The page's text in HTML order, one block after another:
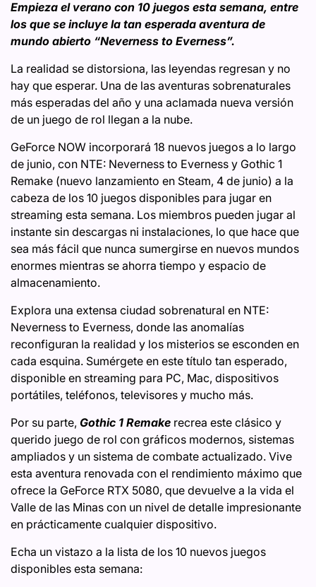
Empieza el verano con 10 juegos esta semana, entre
los que se incluye la tan esperada aventura de
mundo abierto “Neverness to Everness”.
La realidad se distorsiona, las leyendas regresan y no
hay que esperar. Una de las aventuras sobrenaturales
más esperadas del año y una aclamada nueva versión
de un juego de rol llegan a la nube.
GeForce NOW incorporará 18 nuevos juegos a lo largo
de junio, con NTE: Neverness to Everness y Gothic 1
Remake (nuevo lanzamiento en Steam, 4 de junio) a la
cabeza de los 10 juegos disponibles para jugar en
streaming esta semana. Los miembros pueden jugar al
instante sin descargas ni instalaciones, lo que hace que
sea más fácil que nunca sumergirse en nuevos mundos
enormes mientras se ahorra tiempo y espacio de
almacenamiento.
Explora una extensa ciudad sobrenatural en NTE:
Neverness to Everness, donde las anomalías
reconfiguran la realidad y los misterios se esconden en
cada esquina. Sumérgete en este título tan esperado,
disponible en streaming para PC, Mac, dispositivos
portátiles, teléfonos, televisores y mucho más.
Por su parte, Gothic 1 Remake recrea este clásico y
querido juego de rol con gráficos modernos, sistemas
ampliados y un sistema de combate actualizado. Vive
esta aventura renovada con el rendimiento máximo que
ofrece la GeForce RTX 5080, que devuelve a la vida el
Valle de las Minas con un nivel de detalle impresionante
en prácticamente cualquier dispositivo.
Echa un vistazo a la lista de los 10 nuevos juegos
disponibles esta semana: